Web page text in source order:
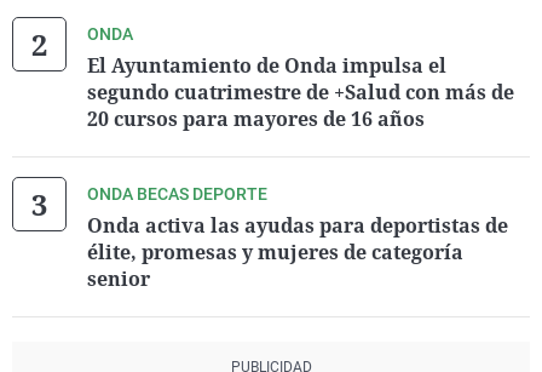
ONDA
El Ayuntamiento de Onda impulsa el
segundo cuatrimestre de +Salud con más de
20 cursos para mayores de 16 años
ONDA BECAS DEPORTE
Onda activa las ayudas para deportistas de
élite, promesas y mujeres de categoría
senior